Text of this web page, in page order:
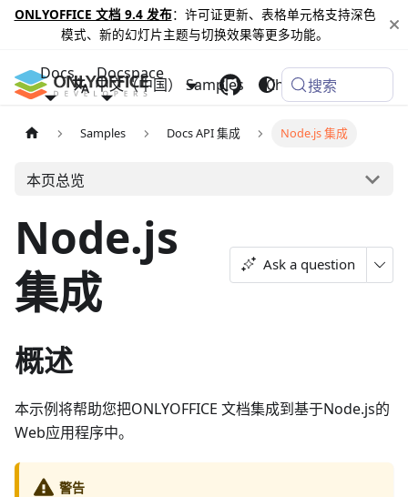
ONLYOFFICE 文档 9.4 发布：许可证更新、表格单元格支持深色
模式、新的幻灯片主题与切换效果等更多功能。
Docs Docspace
Samples Changelog
中文（中国） 搜索
Samples Docs API 集成 Node.js 集成
本页总览
Node.js
集成
Ask a question
概述
本示例将帮助您把ONLYOFFICE 文档集成到基于Node.js的
Web应用程序中。
警告